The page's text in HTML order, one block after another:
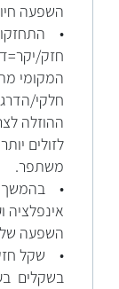
השפעה
•
חזק/
המקומי
חלקי/
ההוזלה
לזולים
משתפר.
• בהמשך
אינפלציה
השפעה
• שקל חזק
בשקלים